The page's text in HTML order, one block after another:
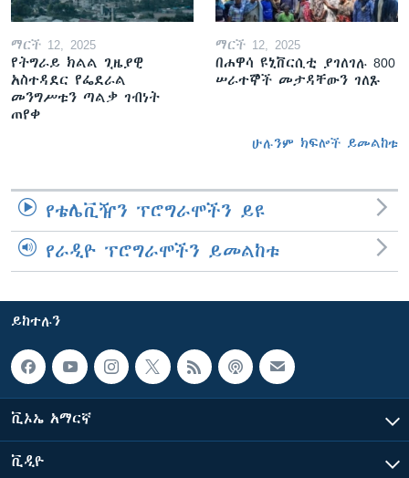
ማርች 12, 2025
የትግራይ ክልል ጊዜያዊ
አስተዳደር የፌደራል
መንግሥቱን ጣልቃ ገብነት
ጠየቀ
ማርች 12, 2025
በሐዋሳ ዩኒቨርሲቲ ያገለገሉ 800
ሠራተኞች መታዳቸውን ገለጹ
ሁሉንም ክፍሎች ይመልከቱ
የቴሌቪዥን ፕሮግራሞችን ይዩ
የራዲዮ ፕሮግራሞችን ይመልከቱ
ይከተሉን
ቪኦኤ አማርኛ
ቪዲዮ